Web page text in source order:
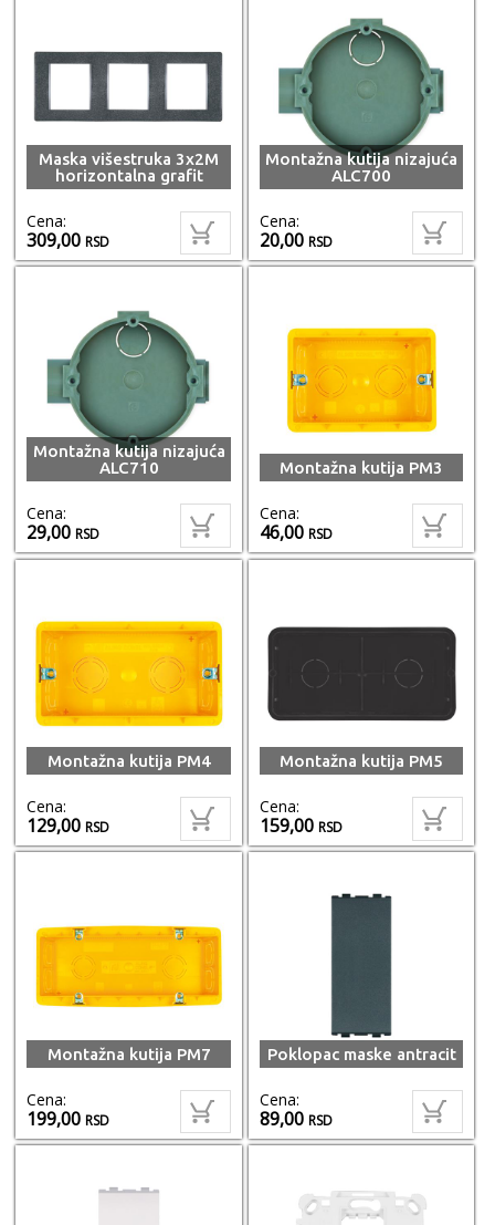
Maska višestruka 3x2M
horizontalna grafit
Cena:
309,00RSD
Montažna kutija nizajuća
ALC700
Cena:
20,00RSD
Montažna kutija nizajuća
ALC710
Cena:
29,00RSD
Montažna kutija PM3
Cena:
46,00RSD
Montažna kutija PM4
Cena:
129,00RSD
Montažna kutija PM5
Cena:
159,00RSD
Montažna kutija PM7
Cena:
199,00RSD
Poklopac maske antracit
Cena:
89,00RSD